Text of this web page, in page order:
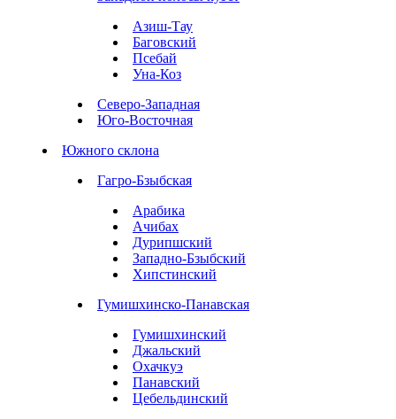
Азиш-Тау
Баговский
Псебай
Уна-Коз
Северо-Западная
Юго-Восточная
Южного склона
Гагро-Бзыбская
Арабика
Ачибах
Дурипшский
Западно-Бзыбский
Хипстинский
Гумишхинско-Панавская
Гумишхинский
Джальский
Охачкуэ
Панавский
Цебельдинский